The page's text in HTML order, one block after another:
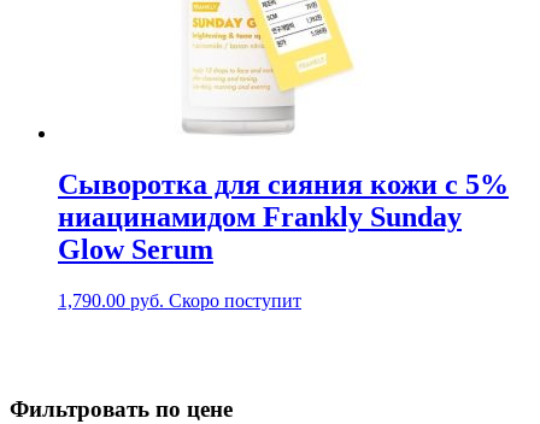
Сыворотка для сияния кожи с 5%
ниацинамидом Frankly Sunday
Glow Serum
1,790.00 руб. Скоро поступит
Фильтровать по цене